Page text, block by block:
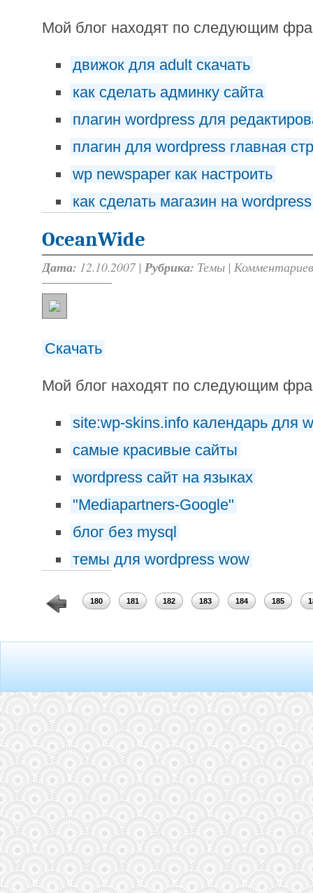
Мой блог находят по следующим
движок для adult скачать
как сделать админку сайта
плагин wordpress для
плагин для wordpress главная
wp newspaper как настроить
как сделать магазин на wordpress
OceanWide
Дата: 12.10.2007 | Рубрика: Темы |
Скачать
Мой блог находят по следующим
site:wp-skins.info календарь для
самые красивые сайты
wordpress сайт на языках
"Mediapartners-Google"
блог без mysql
темы для wordpress wow
179 180 181 182 183 184 185